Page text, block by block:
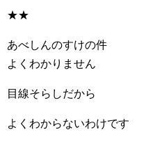
★★
あべしんのすけの件
よくわかりません
目線そらしだから
よくわからないわけです